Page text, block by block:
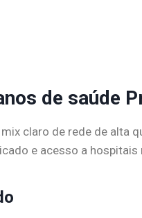
de saúde
claro de rede de alta
e acesso a hospitais